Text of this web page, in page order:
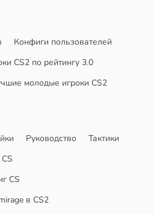
Конфиги пользователей
CS2 по рейтингу 3.0
молодые игроки CS2
Руководство
Тактики
CS
в CS2